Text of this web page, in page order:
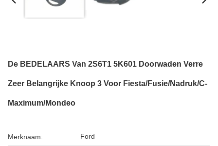
De BEDELAARS Van 2S6T1 5K601 Doorwaden Verre
Zeer Belangrijke Knoop 3 Voor Fiesta/Fusie/Nadruk/c-
Maximum/Mondeo
Merknaam: Ford